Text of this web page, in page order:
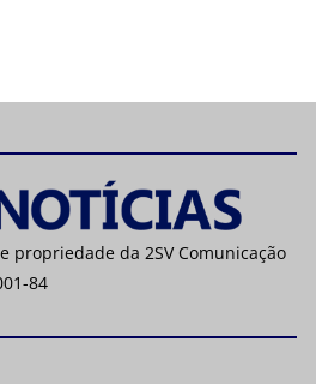
propriedade da 2SV Comunicação
84